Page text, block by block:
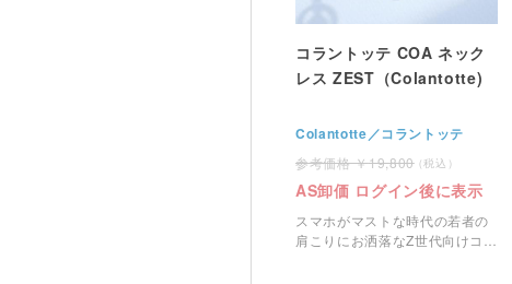
コラントッテ COA ネック
レス ZEST（Colantotte)
Colantotte／コラントッテ
19,800
AS卸価 ログイン後に表示
スマホがマストな時代の若者の
肩こりにお洒落なZ世代向けコラ